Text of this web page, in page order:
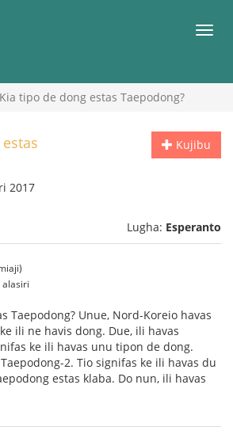
Kia tipo de dong estas Taepodong?
Kujibu
2017
Lugha: Esperanto
alasiri
Taepodong? Unue, Nord-Koreio havas
ili ne havis dong. Due, ili havas
ke ili havas unu tipon de dong.
2. Tio signifas ke ili havas du
estas klaba. Do nun, ili havas